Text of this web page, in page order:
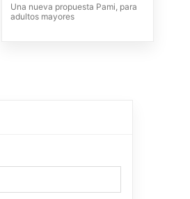
Una nueva propuesta Pami, para
adultos mayores